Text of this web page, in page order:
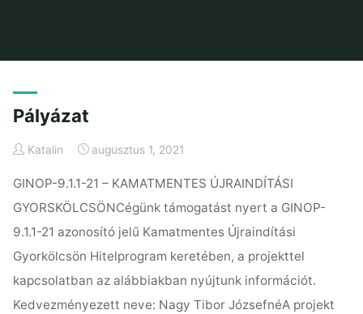
Pályázat
Katalin augusztus 1, 2021
GINOP-9.1.1-21 – KAMATMENTES ÚJRAINDÍTÁSI
GYORSKÖLCSÖNCégünk támogatást nyert a GINOP-
9.1.1-21 azonosító jelű Kamatmentes Újraindítási
Gyorkölcsön Hitelprogram keretében, a projekttel
kapcsolatban az alábbiakban nyújtunk információt.
Kedvezményezett neve: Nagy Tibor JózsefnéA projekt